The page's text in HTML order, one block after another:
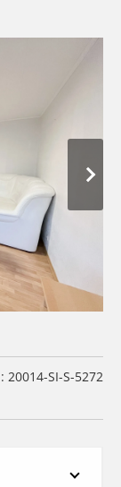
20014-SI-S-5272